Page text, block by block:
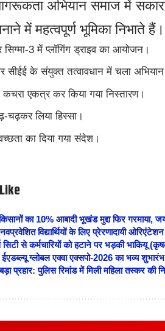
अभियान समाज में
में महत्वपूर्ण भूमिका निभाते हैं।
सिग्मा-3 में प्लॉगिंग ड्राइव का आयोजन।
के संयुक्त तत्वावधान में चला
कचरा एकत्र कर किया गया निस्तारण।
चढ़कर लिया हिस्सा।
का दिया गया संदेश।
का 10% आबादी भूखंड मुद्दा फिर गरमाया,
विद्यार्थियों के लिए प्रेरणादायी
सिटी से कर्मचारियों को हटाने पर भड़की भाकियू
ईएडब्ल्यू ग्लोबल एक्वा एक्सपो-2026 का भव्य
प्रहार: पुलिस रिमांड में मिली महिला तस्कर की